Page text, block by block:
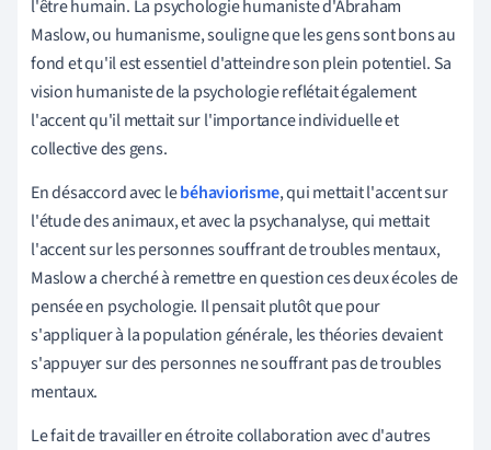
l'être humain. La psychologie humaniste d'Abraham
Maslow, ou humanisme, souligne que les gens sont bons au
fond et qu'il est essentiel d'atteindre son plein potentiel. Sa
vision humaniste de la psychologie reflétait également
l'accent qu'il mettait sur l'importance individuelle et
collective des gens.
En désaccord avec lebéhaviorisme, qui mettait l'accent sur
l'étude des animaux, et avec la psychanalyse, qui mettait
l'accent sur les personnes souffrant de troubles mentaux,
Maslow a cherché à remettre en question ces deux écoles de
pensée en psychologie. Il pensait plutôt que pour
s'appliquer à la population générale, les théories devaient
s'appuyer sur des personnes ne souffrant pas de troubles
mentaux.
Le fait de travailler en étroite collaboration avec d'autres